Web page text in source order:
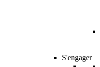
S'engager